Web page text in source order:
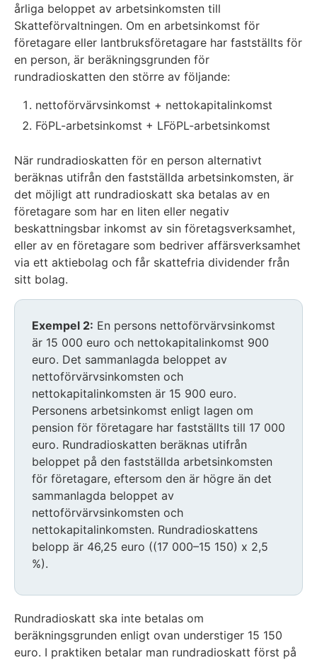
årliga beloppet av arbetsinkomsten till
Skatteförvaltningen. Om en arbetsinkomst för
företagare eller lantbruksföretagare har fastställts för
en person, är beräkningsgrunden för
rundradioskatten den större av följande:
nettoförvärvsinkomst + nettokapitalinkomst
FöPL-arbetsinkomst + LFöPL-arbetsinkomst
När rundradioskatten för en person alternativt
beräknas utifrån den fastställda arbetsinkomsten, är
det möjligt att rundradioskatt ska betalas av en
företagare som har en liten eller negativ
beskattningsbar inkomst av sin företagsverksamhet,
eller av en företagare som bedriver affärsverksamhet
via ett aktiebolag och får skattefria dividender från
sitt bolag.
Exempel 2: En persons nettoförvärvsinkomst
är 15 000 euro och nettokapitalinkomst 900
euro. Det sammanlagda beloppet av
nettoförvärvsinkomsten och
nettokapitalinkomsten är 15 900 euro.
Personens arbetsinkomst enligt lagen om
pension för företagare har fastställts till 17 000
euro. Rundradioskatten beräknas utifrån
beloppet på den fastställda arbetsinkomsten
för företagare, eftersom den är högre än det
sammanlagda beloppet av
nettoförvärvsinkomsten och
nettokapitalinkomsten. Rundradioskattens
belopp är 46,25 euro ((17 000–15 150) x 2,5
%).
Rundradioskatt ska inte betalas om
beräkningsgrunden enligt ovan understiger 15 150
euro. I praktiken betalar man rundradioskatt först på